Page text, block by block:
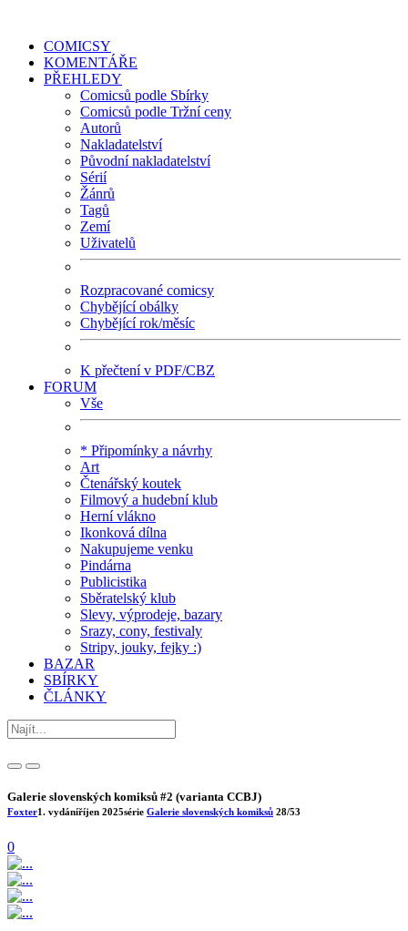
COMICSY
KOMENTÁŘE
PŘEHLEDY
Comicsů podle Sbírky
Comicsů podle Tržní ceny
Autorů
Nakladatelství
Původní nakladatelství
Sérií
Žánrů
Tagů
Zemí
Uživatelů
Rozpracované comicsy
Chybějící obálky
Chybějící rok/měsíc
K přečtení v PDF/CBZ
FORUM
Vše
* Připomínky a návrhy
Art
Čtenářský koutek
Filmový a hudební klub
Herní vlákno
Ikonková dílna
Nakupujeme venku
Pindárna
Publicistika
Sběratelský klub
Slevy, výprodeje, bazary
Srazy, cony, festivaly
Stripy, jouky, fejky :)
BAZAR
SBÍRKY
ČLÁNKY
Galerie slovenských komiksů #2 (varianta CCBJ)
Foxter1. vydáníříjen 2025série Galerie slovenských komiksů 28/53
0